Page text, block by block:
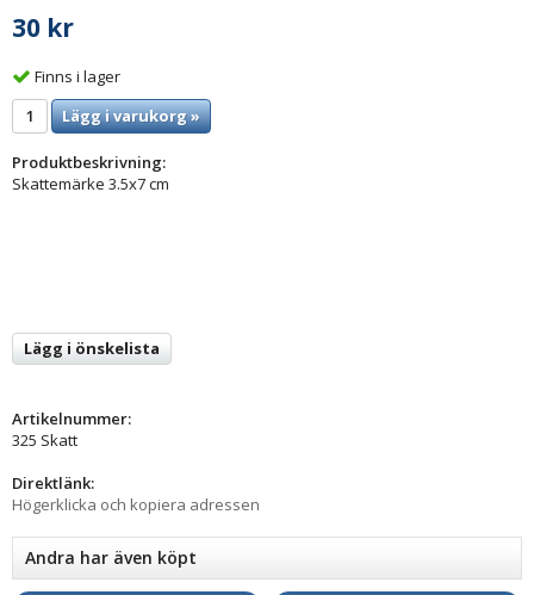
30 kr
Finns i lager
Lägg i varukorg »
Produktbeskrivning:
Skattemärke 3.5x7 cm
Lägg i önskelista
Artikelnummer:
325 Skatt
Direktlänk:
Högerklicka och kopiera adressen
Andra har även köpt